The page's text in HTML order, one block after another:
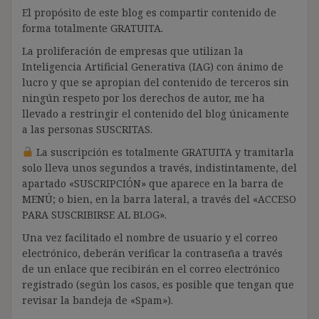
El propósito de este blog es compartir contenido de
forma totalmente GRATUITA.
La proliferación de empresas que utilizan la
Inteligencia Artificial Generativa (IAG) con ánimo de
lucro y que se apropian del contenido de terceros sin
ningún respeto por los derechos de autor, me ha
llevado a restringir el contenido del blog únicamente
a las personas SUSCRITAS.
La suscripción es totalmente GRATUITA y tramitarla
solo lleva unos segundos a través, indistintamente, del
apartado «SUSCRIPCIÓN» que aparece en la barra de
MENÚ; o bien, en la barra lateral, a través del «ACCESO
PARA SUSCRIBIRSE AL BLOG».
Una vez facilitado el nombre de usuario y el correo
electrónico, deberán verificar la contraseña a través
de un enlace que recibirán en el correo electrónico
registrado (según los casos, es posible que tengan que
revisar la bandeja de «Spam»).